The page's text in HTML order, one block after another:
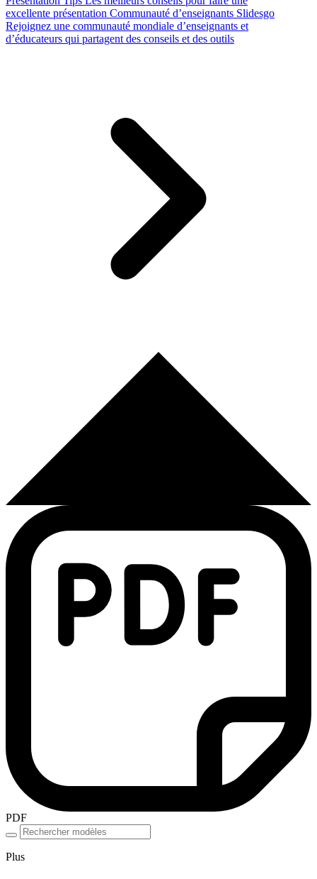
excellente présentation Communauté d’enseignants Slidesgo
Rejoignez une communauté mondiale d’enseignants et
d’éducateurs qui partagent des conseils et des outils
PDF
Plus